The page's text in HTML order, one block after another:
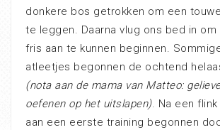
donkere bos getrokken om een
te leggen. Daarna vlug ons bed in
fris aan te kunnen beginnen.
atleetjes begonnen de ochtend
(nota aan de mama van Matteo:
oefenen op het uitslapen). Na een
aan een eerste training begonnen